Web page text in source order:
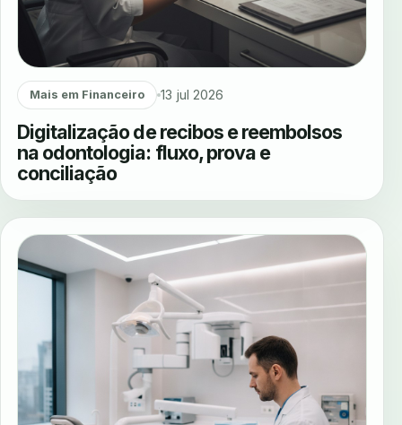
Mais em Financeiro 13 jul 2026
Digitalização de recibos e reembolsos
na odontologia: fluxo, prova e
conciliação